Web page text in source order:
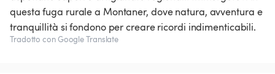
questa fuga rurale a Montaner, dove natura, avventura e
tranquillità si fondono per creare ricordi indimenticabili.
Tradotto con Google Translate